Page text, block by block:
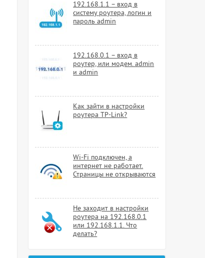
192.168.1.1 – вход в
систему роутера, логин и
пароль admin
192.168.0.1 – вход в
роутер, или модем. admin
и admin
Как зайти в настройки
роутера TP-Link?
Wi-Fi подключен, а
интернет не работает.
Страницы не открываются
Не заходит в настройки
роутера на 192.168.0.1
или 192.168.1.1. Что
делать?